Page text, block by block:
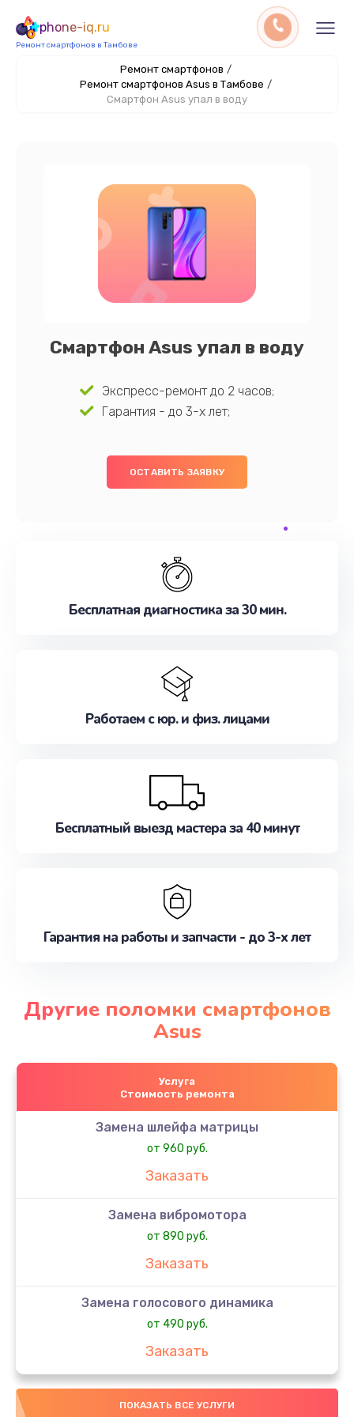
phone-iq.ru
Ремонт смартфонов в Тамбове
Ремонт смартфонов /
Ремонт смартфонов Asus в Тамбове /
Смартфон Asus упал в воду
Смартфон Asus упал в воду
Экспресс-ремонт до 2 часов;
Гарантия - до 3-х лет;
ОСТАВИТЬ ЗАЯВКУ
Бесплатная диагностика за 30 мин.
Работаем с юр. и физ. лицами
Бесплатный выезд мастера за 40 минут
Гарантия на работы и запчасти - до 3-х лет
Другие поломки смартфонов
Asus
Услуга
Стоимость ремонта
Замена шлейфа матрицы
от 960 руб.
Заказать
Замена вибромотора
от 890 руб.
Заказать
Замена голосового динамика
от 490 руб.
Заказать
Замена датчика приближения
от 890 руб.
ПОКАЗАТЬ ВСЕ УСЛУГИ